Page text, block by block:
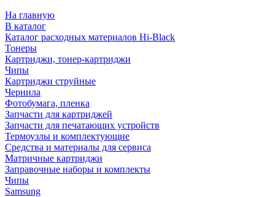
На главную
В каталог
Каталог расходных материалов Hi-Black
Тонеры
Картриджи, тонер-картриджи
Чипы
Картриджи струйные
Чернила
Фотобумага, пленка
Запчасти для картриджей
Запчасти для печатающих устройств
Термоузлы и комплектующие
Средства и материалы для сервиса
Матричные картриджи
Заправочные наборы и комплекты
Чипы
Samsung